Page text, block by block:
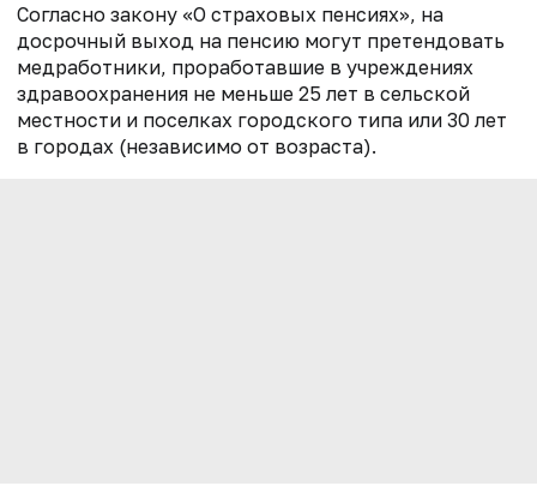
Согласно закону «О страховых пенсиях», на
досрочный выход на пенсию могут претендовать
медработники, проработавшие в учреждениях
здравоохранения не меньше 25 лет в сельской
местности и поселках городского типа или 30 лет
в городах (независимо от возраста).